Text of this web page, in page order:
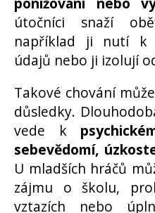
útočníci snaží
například ji nutí k
údajů nebo ji izolují
Takové chování
důsledky.
vede k
sebevědomí,
U mladších hráčů
zájmu o školu,
vztazích nebo